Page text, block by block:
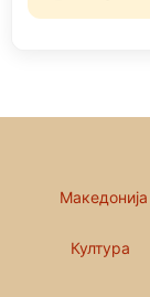
Македонија
Култура